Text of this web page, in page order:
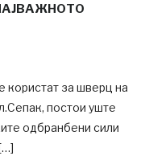
користат за шверц на
постои уште
одбранбени сили